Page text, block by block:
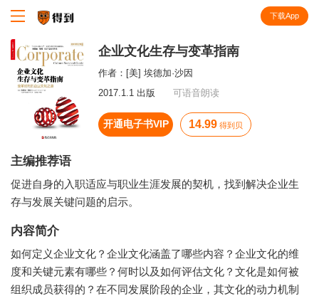
下载App
企业文化生存与变革指南
作者： [美] 埃德加·沙因
2017.1.1 出版
可语音朗读
开通电子书VIP 14.99 得到贝
主编推荐语
促进自身的入职适应与职业生涯发展的契机，找到解决企业生
存与发展关键问题的启示。
内容简介
如何定义企业文化？企业文化涵盖了哪些内容？企业文化的维
度和关键元素有哪些？何时以及如何评估文化？文化是如何被
组织成员获得的？在不同发展阶段的企业，其文化的动力机制